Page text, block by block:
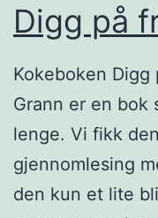
Digg på
Kokeboken Digg
Grann er en
lenge. Vi fikk
gjennomlesing
den kun et lite